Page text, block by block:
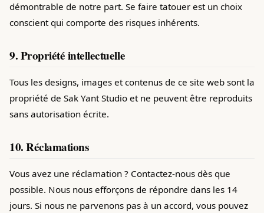
démontrable de notre part. Se faire tatouer est un choix
conscient qui comporte des risques inhérents.
9. Propriété intellectuelle
Tous les designs, images et contenus de ce site web sont la
propriété de Sak Yant Studio et ne peuvent être reproduits
sans autorisation écrite.
10. Réclamations
Vous avez une réclamation ? Contactez-nous dès que
possible. Nous nous efforçons de répondre dans les 14
jours. Si nous ne parvenons pas à un accord, vous pouvez